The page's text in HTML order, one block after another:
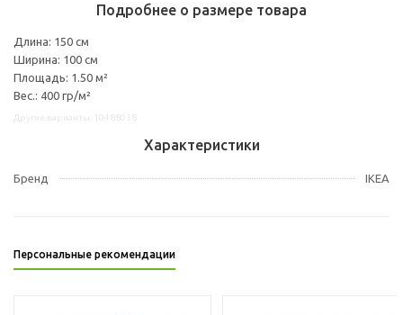
Подробнее о размере товара
Длина: 150 см
Ширина: 100 см
Площадь: 1.50 м²
Вес.: 400 гр/м²
Характеристики
Бренд IKEA
Персональные рекомендации